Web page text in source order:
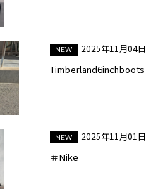
2025年11月04日
Timberland6inchboots
2025年11月01日
＃Nike